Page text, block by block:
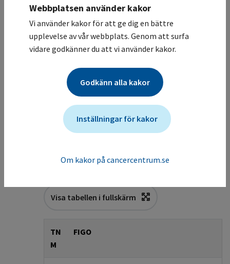
Stadieindelningen är även här klinisk enligt
FIGO. Cirka 30–40 kvinnor insjuknar årligen i
Sverige. Utredning och behandlingsprinciper
följer livmoderhalscancer, men som
strålbehandling eller kombinerad cytostatika-
och strålbehandling i första hand. Kirurgi kan
övervägas i vissa fall vid stadium I.
Stadieindelning
Stadieindelning av livmoderhalscancer
Visa tabellen i fullskärm
TN
M
FIGO
Webbplatsen använder kakor
Vi använder kakor för att ge dig en bättre
upplevelse av vår webbplats. Genom att surfa
vidare godkänner du att vi använder kakor.
Godkänn alla kakor
Inställningar för kakor
Om kakor på cancercentrum.se